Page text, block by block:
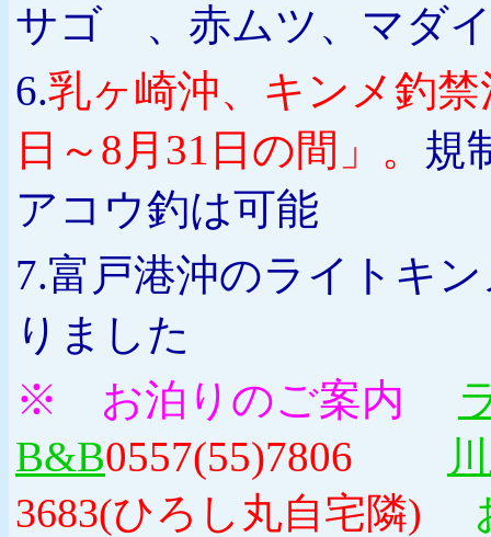
サゴ 、赤ムツ、マダ
6.乳ヶ崎沖、キンメ釣
日～8月31日の間」。 規
アコウ釣は可能
7.富戸港沖のライトキ
りました
※ お泊りのご案内
B&B0557(55)7806
3683(ひろし丸自宅隣)